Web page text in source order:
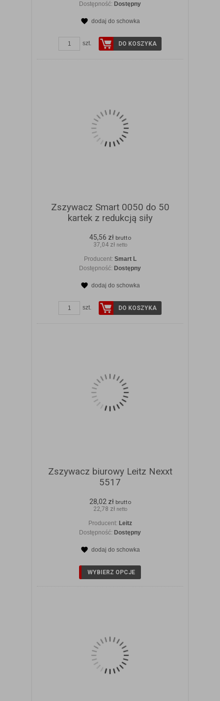
Dostępność: Dostępny
dodaj do schowka
szt. DO KOSZYKA
Zszywacz Smart 0050 do 50
kartek z redukcją siły
45,56 zł brutto
37,04 zł netto
Producent: Smart L
Dostępność: Dostępny
dodaj do schowka
szt. DO KOSZYKA
Zszywacz biurowy Leitz Nexxt
5517
28,02 zł brutto
22,78 zł netto
Producent: Leitz
Dostępność: Dostępny
dodaj do schowka
WYBIERZ OPCJE